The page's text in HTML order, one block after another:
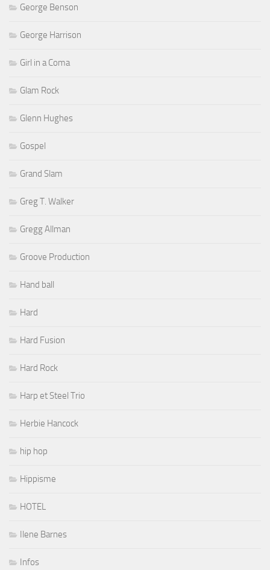
George Benson
George Harrison
Girl in a Coma
Glam Rock
Glenn Hughes
Gospel
Grand Slam
Greg T. Walker
Gregg Allman
Groove Production
Hand ball
Hard
Hard Fusion
Hard Rock
Harp et Steel Trio
Herbie Hancock
hip hop
Hippisme
HOTEL
Ilene Barnes
Infos